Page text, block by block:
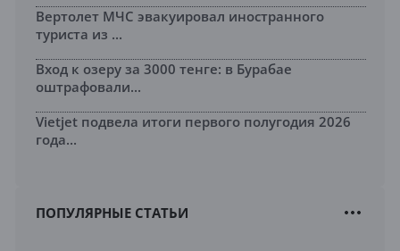
Вертолет МЧС эвакуировал иностранного
туриста из ...
Вход к озеру за 3000 тенге: в Бурабае
оштрафовали...
Vietjet подвела итоги первого полугодия 2026
года...
ПОПУЛЯРНЫЕ СТАТЬИ